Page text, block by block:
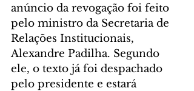
anúncio da revogação foi feito
pelo ministro da Secretaria de
Relações Institucionais,
Alexandre Padilha. Segundo
ele, o texto já foi despachado
pelo presidente e estará